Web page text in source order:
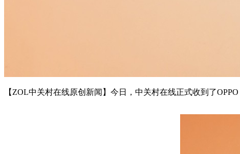
【ZOL中关村在线原创新闻】今日，中关村在线正式收到了OPPO